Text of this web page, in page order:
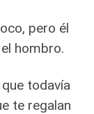
pero él
hombro.
todavía
te regalan